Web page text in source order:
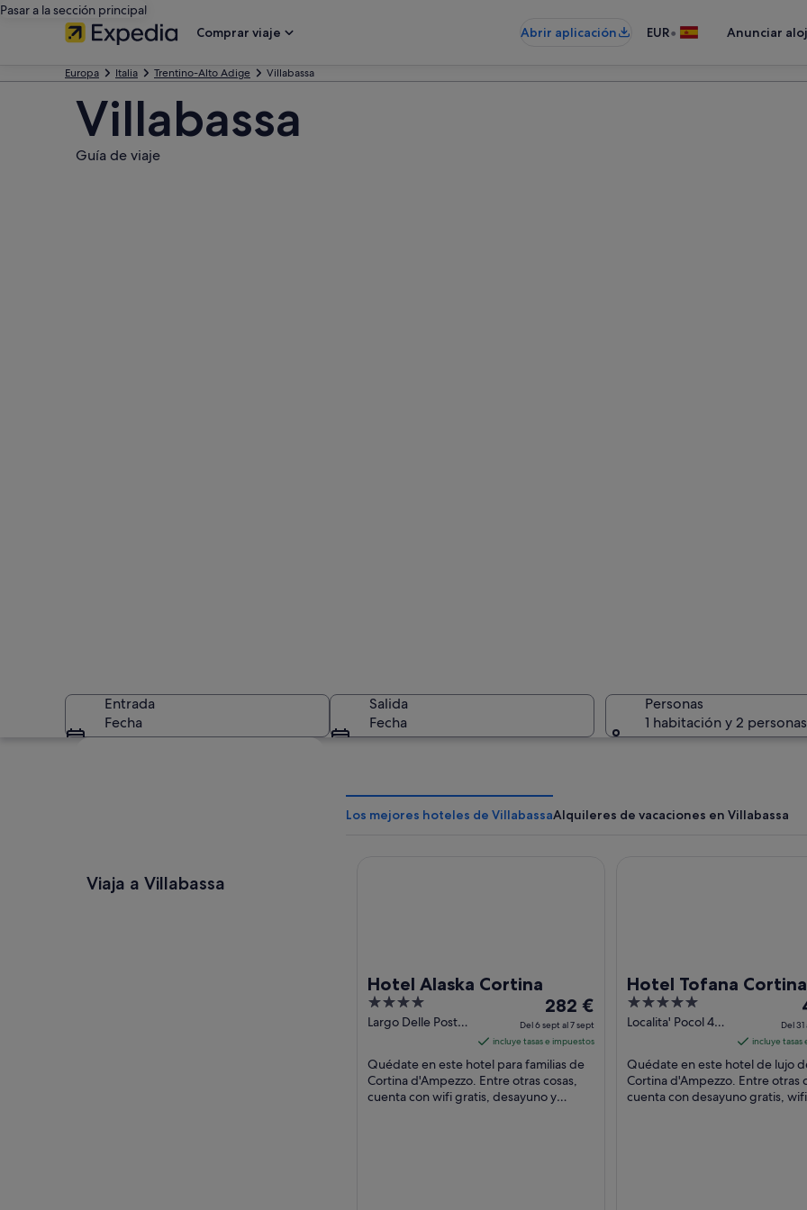
Pasar a la sección principal
Comprar viaje
Abrir aplicación EUR• Anunciar
Europa Italia Trentino-Alto Adige Villabassa
Villabassa
Guía de viaje
Entrada
Fecha
Salida
Fecha
Personas
1 habitación y 2 personas
Viaja a Villabassa
Los mejores hoteles de VillabassaAlquileres de vacaciones en Villabassa
Hotel Alaska Cortina
4
out
5
Largo Delle Poste
El
precio
es
de
282 €
por
282 €
Del 6 sept al 7 sept
incluye tasas e impuestos
Quédate en este hotel para familias de
Cortina d'Ampezzo. Entre otras cosas,
cuenta con wifi gratis, desayuno y
Hotel Tofana Cortina
5
out
5
Localita' Pocol 40
Del 31
incluye tasas
Quédate en este hotel de lujo
Cortina d'Ampezzo. Entre otras
cuenta con desayuno gratis,